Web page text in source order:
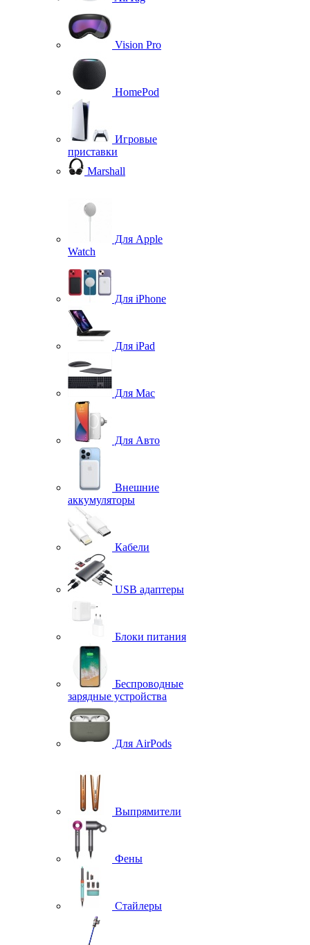
Vision Pro
HomePod
Игровые
приставки
Marshall
Для Apple
Watch
Для iPhone
Для iPad
Для Mac
Для Авто
Внешние
аккумуляторы
Кабели
USB адаптеры
Блоки питания
Беспроводные
зарядные устройства
Для AirPods
Выпрямители
Фены
Стайлеры